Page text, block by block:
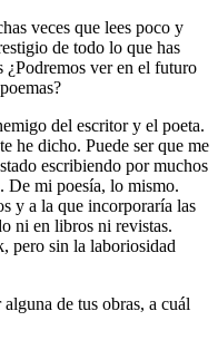
veces que lees poco y
de todo lo que has
¿Podremos ver en el futuro
del escritor y el poeta.
he dicho. Puede ser que me
escribiendo por muchos
De mi poesía, lo mismo.
y a la que incorporaría las
ni en libros ni revistas.
pero sin la laboriosidad
de tus obras, a cuál